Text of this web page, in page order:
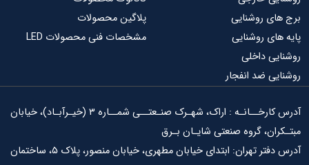
روشنایی
روشنایی
داخلی
ضد انفجار
پلاگین محصولات
مشخصات فنی محصولات LED
آدرس کارخــانـه : اراک، شهـرک صنـعتــی شمــاره ۳ (خیـرآبـاد)، خیابان
گروه صنعتی شایـان بـرق
آدرس دفتر تهران: ابتدای خیابان مطهری، خیابان منصور، پلاک ۵، ساختمان